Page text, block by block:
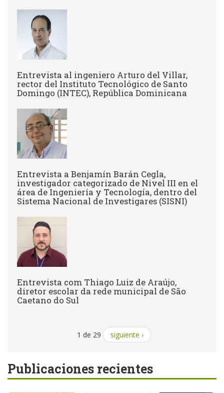
Entrevista al ingeniero Arturo del Villar,
rector del Instituto Tecnológico de Santo
Domingo (INTEC), República Dominicana
Entrevista a Benjamín Barán Cegla,
investigador categorizado de Nivel III en el
área de Ingeniería y Tecnología, dentro del
Sistema Nacional de Investigares (SISNI)
Entrevista com Thiago Luiz de Araújo,
diretor escolar da rede municipal de São
Caetano do Sul
1 de 29 siguiente ›
Publicaciones recientes